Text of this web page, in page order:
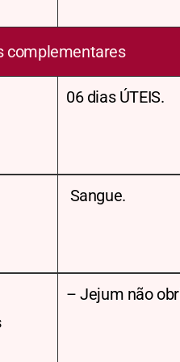
complementares
06 dias ÚTEIS.
Sangue.
– Jejum não